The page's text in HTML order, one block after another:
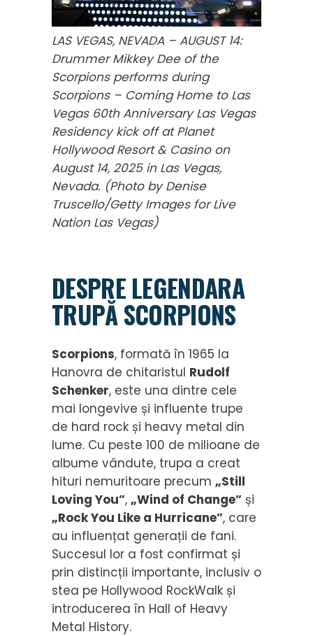
LAS VEGAS, NEVADA – AUGUST 14:
Drummer Mikkey Dee of the
Scorpions performs during
Scorpions – Coming Home to Las
Vegas 60th Anniversary Las Vegas
Residency kick off at Planet
Hollywood Resort & Casino on
August 14, 2025 in Las Vegas,
Nevada. (Photo by Denise
Truscello/Getty Images for Live
Nation Las Vegas)
DESPRE LEGENDARA
TRUPĂ SCORPIONS
Scorpions, formată în 1965 la
Hanovra de chitaristul Rudolf
Schenker, este una dintre cele
mai longevive și influente trupe
de hard rock și heavy metal din
lume. Cu peste 100 de milioane de
albume vândute, trupa a creat
hituri nemuritoare precum „Still
Loving You”, „Wind of Change” și
„Rock You Like a Hurricane”, care
au influențat generații de fani.
Succesul lor a fost confirmat și
prin distincții importante, inclusiv o
stea pe Hollywood RockWalk și
introducerea în Hall of Heavy
Metal History.